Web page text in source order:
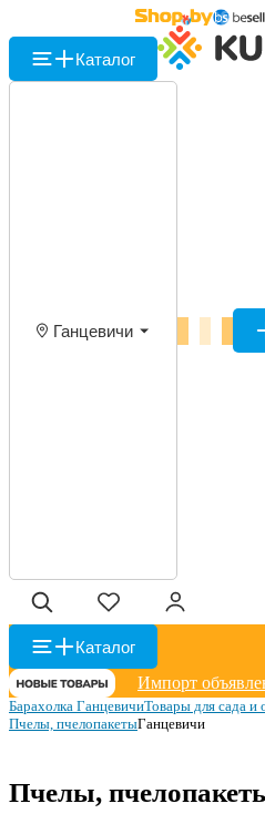
Каталог
Ганцевичи
Каталог
Импорт
Барахолка ГанцевичиТовары для сада и
Пчелы, пчелопакетыГанцевичи
Пчелы,